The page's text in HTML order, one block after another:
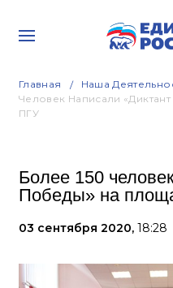
Главная Наша
Человек Написали
ПГУ
Более 150
Победы» на
03 сентября 2020, 18:28